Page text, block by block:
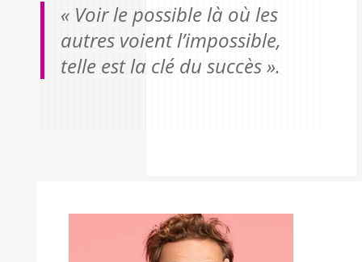
« Voir le possible là où les
autres voient l’impossible,
telle est la clé du succès ».